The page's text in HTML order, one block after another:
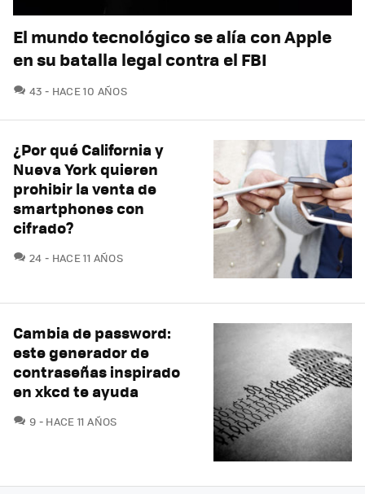
El mundo tecnológico se alía con Apple
en su batalla legal contra el FBI
43 COMENTARIOS
HACE 10 AÑOS
¿Por qué California y
Nueva York quieren
prohibir la venta de
smartphones con
cifrado?
24 COMENTARIOS
HACE 11 AÑOS
Cambia de password:
este generador de
contraseñas inspirado
en xkcd te ayuda
9 COMENTARIOS
HACE 11 AÑOS